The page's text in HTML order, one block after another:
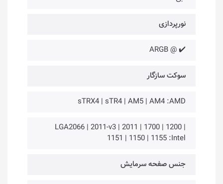
نورپردازی
✔️ @ ARGB
سوکت سازگار
sTRX4 | sTR4 | AM5 | AM4 :AMD
LGA2066 | 2011-v3 | 2011 | 1700 | 1200 |
1151 | 1150 | 1155 :Intel
جنس صفحه سرمایش